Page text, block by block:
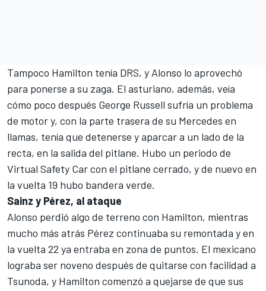
Tampoco Hamilton tenía DRS, y Alonso lo aprovechó
para ponerse a su zaga. El asturiano, además, veía
cómo poco después George Russell sufría un problema
de motor y, con la parte trasera de su Mercedes en
llamas, tenía que detenerse y aparcar a un lado de la
recta, en la salida del pitlane. Hubo un periodo de
Virtual Safety Car con el pitlane cerrado, y de nuevo en
la vuelta 19 hubo bandera verde.
Sainz y Pérez, al ataque
Alonso perdió algo de terreno con Hamilton, mientras
mucho más atrás Pérez continuaba su remontada y en
la vuelta 22 ya entraba en zona de puntos. El mexicano
lograba ser noveno después de quitarse con facilidad a
Tsunoda, y Hamilton comenzó a quejarse de que sus